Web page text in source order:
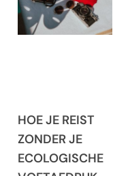
HOE JE REIST
ZONDER JE
ECOLOGISCHE